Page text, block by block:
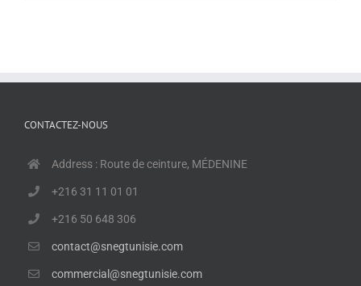
CONTACTEZ-NOUS
Address : Route de ceinture, MÉDENINE
+216 31 11 01 01
+216 50 648 306
contact@snegtunisie.com
commercial@snegtunisie.com